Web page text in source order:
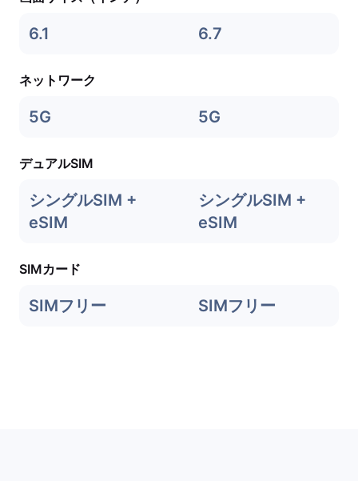
6.1 6.7
ネットワーク
5G 5G
デュアルSIM
シングルSIM +
eSIM
シングルSIM +
eSIM
SIMカード
SIMフリー SIMフリー